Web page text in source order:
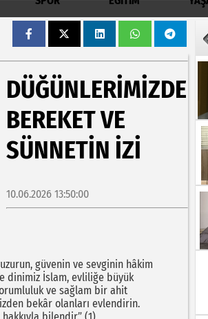
DÜĞÜNLERIMIZDE
BEREKET VE
SÜNNETIN İZI
10.06.2026 13:50:00
güvenin ve sevginin hâkim
dinimiz İslam, evliliğe büyük
ve sağlam bir ahit
bekâr olanları evlendirin.